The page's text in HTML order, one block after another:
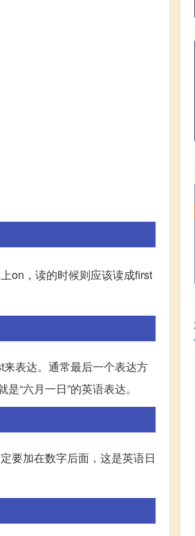
on，读的时候则应该读成first
来表达。通常最后一个表达方
“六月一日”的英语表达。
要加在数字后面，这是英语日